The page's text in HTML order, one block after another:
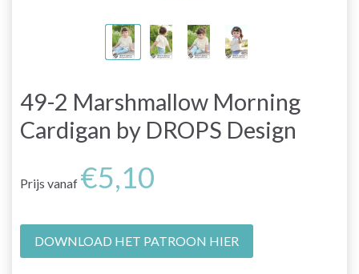
49-2 Marshmallow Morning
Cardigan by DROPS Design
Prijs vanaf €5,10
DOWNLOAD HET PATROON HIER